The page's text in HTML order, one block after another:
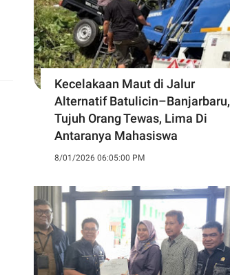
Kecelakaan Maut di Jalur
Alternatif Batulicin–Banjarbaru,
Tujuh Orang Tewas, Lima Di
Antaranya Mahasiswa
8/01/2026 06:05:00 PM